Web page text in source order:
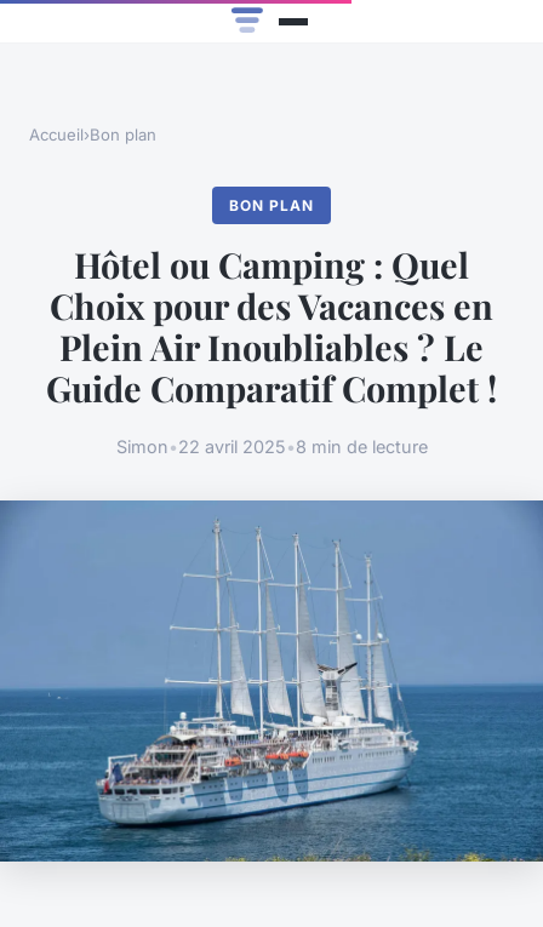
Accueil›Bon plan
BON PLAN
Hôtel ou Camping : Quel
Choix pour des Vacances en
Plein Air Inoubliables ? Le
Guide Comparatif Complet !
Simon•22 avril 2025•8 min de lecture